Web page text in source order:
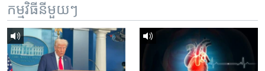
កម្មវិធី​នីមួយៗ